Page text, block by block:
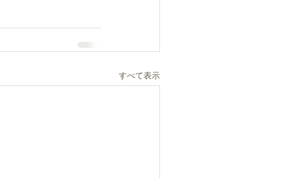
すべて表示